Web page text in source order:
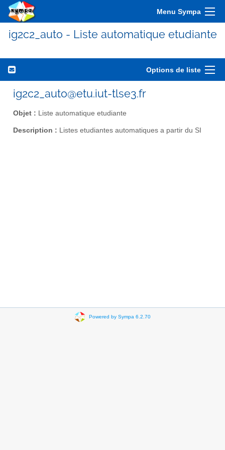
Menu Sympa
ig2c2_auto - Liste automatique etudiante
Options de liste
ig2c2_auto@etu.iut-tlse3.fr
Objet : Liste automatique etudiante
Description : Listes etudiantes automatiques a partir du SI
Powered by Sympa 6.2.70